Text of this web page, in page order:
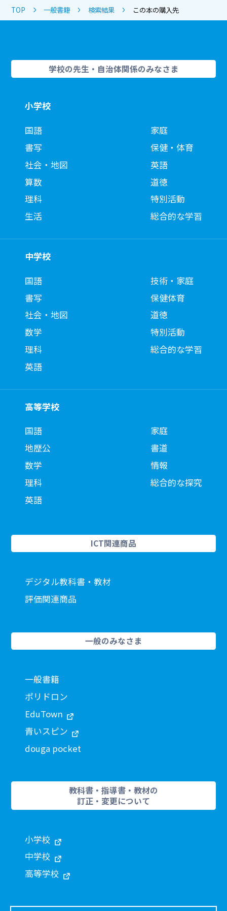
TOP 一般書籍 検索結果 この本の購入先
学校の先生・自治体関係のみなさま
小学校
国語
書写
社会・地図
算数
理科
生活
家庭
保健・体育
英語
道徳
特別活動
総合的な学習
中学校
国語
書写
社会・地図
数学
理科
英語
技術・家庭
保健体育
道徳
特別活動
総合的な学習
高等学校
国語
地歴公
数学
理科
英語
家庭
書道
情報
総合的な探究
ICT関連商品
デジタル教科書・教材
評価関連商品
一般のみなさま
一般書籍
ポリドロン
EduTown
青いスピン
douga pocket
教科書・指導書・教材の
訂正・変更について
小学校
中学校
高等学校